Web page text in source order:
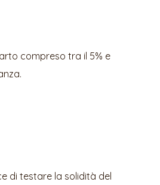
compreso tra il 5% e
di testare la solidità del